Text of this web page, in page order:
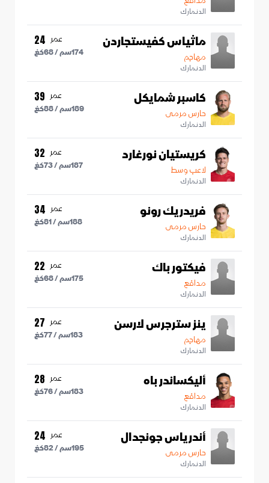
الدنمارك
ماثياس كفيستجاردن
مهاجم
الدنمارك
عمر 24
174سم /68كغ
كاسبر شمايكل
حارس مرمى
الدنمارك
عمر 39
189سم /88كغ
كريستيان نورغارد
لاعب وسط
الدنمارك
عمر 32
187سم /73كغ
فريدريك رونو
حارس مرمى
الدنمارك
عمر 34
188سم /81كغ
فيكتور باك
مدافع
الدنمارك
عمر 22
175سم /68كغ
ينز سترجرس لارسن
مهاجم
الدنمارك
عمر 27
183سم /77كغ
أليكساندر باه
مدافع
الدنمارك
عمر 28
183سم /76كغ
أندرياس جونجدال
حارس مرمى
الدنمارك
عمر 24
195سم /82كغ